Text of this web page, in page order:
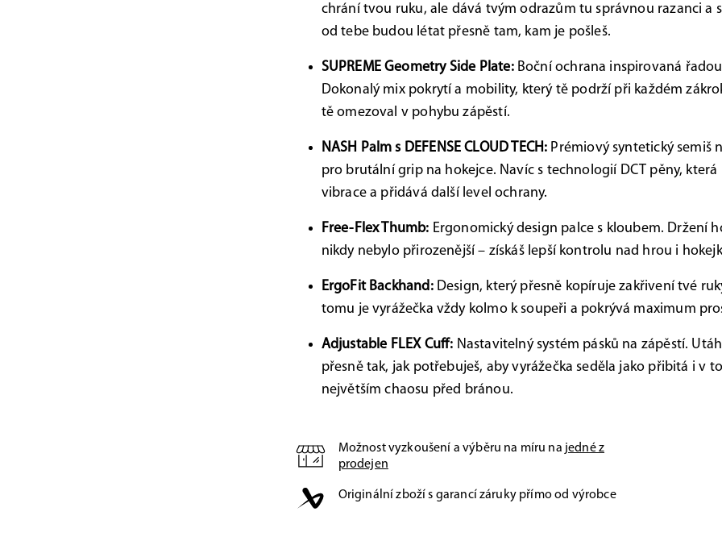
chrání tvou ruku, ale dává tvým odrazům tu správnou razanci a
od tebe budou létat přesně tam, kam je pošleš.
SUPREME Geometry Side Plate:Boční ochrana inspirovaná
Dokonalý mix pokrytí a mobility, který tě podrží při každém
tě omezoval v pohybu zápěstí.
NASH Palm s DEFENSE CLOUD TECH: Prémiový syntetický semiš
pro brutální grip na hokejce. Navíc s technologií DCT pěny,
vibrace a přidává další level ochrany.
Free-Flex Thumb: Ergonomický design palce s kloubem. Držení
nikdy nebylo přirozenější – získáš lepší kontrolu nad hrou i
ErgoFit Backhand:Design, který přesně kopíruje zakřivení tvé
tomu je vyrážečka vždy kolmo k soupeři a pokrývá maximum
Adjustable FLEX Cuff: Nastavitelný systém pásků na zápěstí.
přesně tak, jak potřebuješ, aby vyrážečka seděla jako přibitá i v
největším chaosu před bránou.
Možnost vyzkoušení a výběru na míru na jedné z
prodejen
Originální zboží s garancí záruky přímo od výrobce